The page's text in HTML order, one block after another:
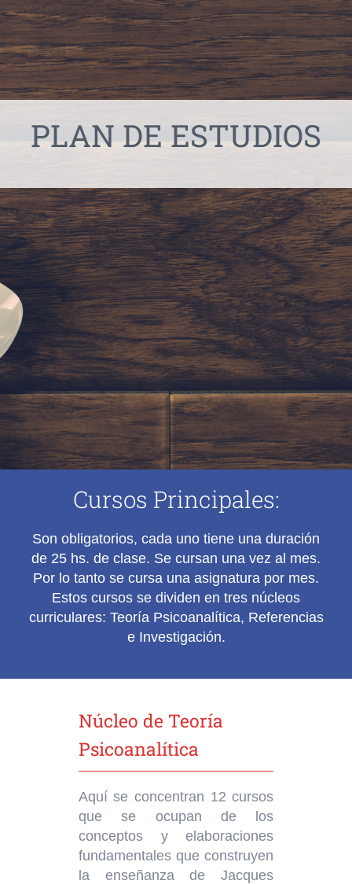
INVESTIGACIÓN Y EVENTOS
TESIS
CONTACTO
PLAN DE ESTUDIOS
Cursos Principales:
Son obligatorios, cada uno tiene una duración
de 25 hs. de clase. Se cursan una vez al mes.
Por lo tanto se cursa una asignatura por mes.
Estos cursos se dividen en tres núcleos
curriculares: Teoría Psicoanalítica, Referencias
e Investigación.
Núcleo de Teoría
Psicoanalítica
Aquí se concentran 12 cursos
que se ocupan de los
conceptos y elaboraciones
fundamentales que construyen
la enseñanza de Jacques